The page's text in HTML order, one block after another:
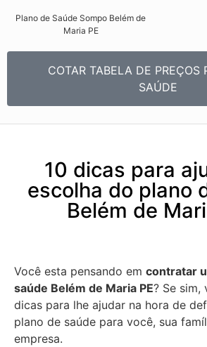
Plano de Saúde Sompo Belém de
Maria PE​
COTAR TABELA DE PREÇOS
SAÚDE
10 dicas para
escolha do plano
Belém de
Você esta pensando em contratar
saúde Belém de Maria PE? Se sim,
dicas para lhe ajudar na hora de
plano de saúde para você, sua
empresa.